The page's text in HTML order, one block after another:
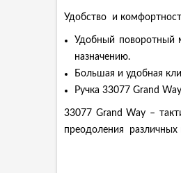
Удобство и
Удобный поворотный
назначению.
Большая и удобная
Ручка 33077 Grand
33077 Grand Way –
преодоления различных